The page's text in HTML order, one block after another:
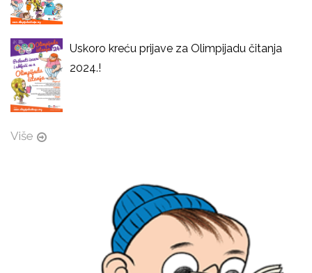
Uskoro kreću prijave za Olimpijadu čitanja
2024.!
Više